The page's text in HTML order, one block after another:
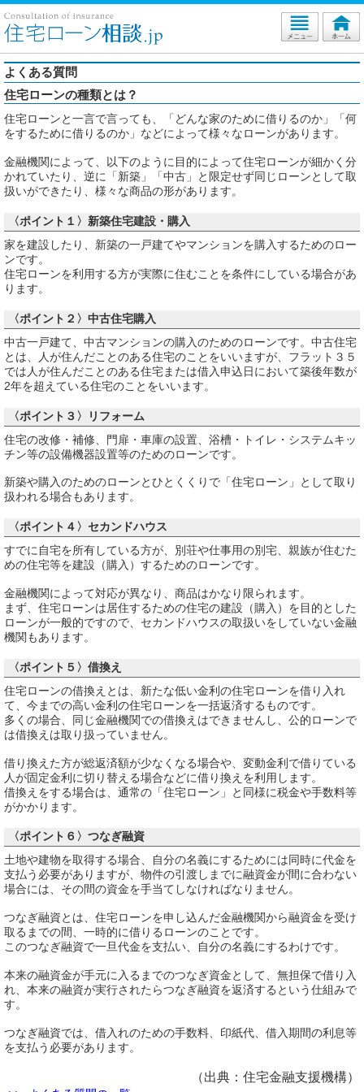
よくある質問
住宅ローンの種類とは？
住宅ローンと一言で言っても、「どんな家のために借りるのか」「何
をするために借りるのか」などによって様々なローンがあります。
金融機関によって、以下のように目的によって住宅ローンが細かく分
かれていたり、逆に「新築」「中古」と限定せず同じローンとして取
扱いができたり、様々な商品の形があります。
〈ポイント１〉新築住宅建設・購入
家を建設したり、新築の一戸建てやマンションを購入するためのロー
ンです。
住宅ローンを利用する方が実際に住むことを条件にしている場合があ
ります。
〈ポイント２〉中古住宅購入
中古一戸建て、中古マンションの購入のためのローンです。中古住宅
とは、人が住んだことのある住宅のことをいいますが、フラット３５
では人が住んだことのある住宅または借入申込日において築後年数が
2年を超えている住宅のことをいいます。
〈ポイント３〉リフォーム
住宅の改修・補修、門扉・車庫の設置、浴槽・トイレ・システムキッ
チン等の設備機器設置等のためのローンです。
新築や購入のためのローンとひとくくりで「住宅ローン」として取り
扱われる場合もあります。
〈ポイント４〉セカンドハウス
すでに自宅を所有している方が、別荘や仕事用の別宅、親族が住むた
めの住宅等を建設（購入）するためのローンです。
金融機関によって対応が異なり、商品はかなり限られます。
まず、住宅ローンは居住するための住宅の建設（購入）を目的とした
ローンが一般的ですので、セカンドハウスの取扱いをしていない金融
機関もあります。
〈ポイント５〉借換え
住宅ローンの借換えとは、新たな低い金利の住宅ローンを借り入れ
て、今までの高い金利の住宅ローンを一括返済するものです。
多くの場合、同じ金融機関での借換えはできませんし、公的ローンで
は借換えは取り扱っていません。
借り換えた方が総返済額が少なくなる場合や、変動金利で借りている
人が固定金利に切り替える場合などに借り換えを利用します。
借換えをする場合は、通常の「住宅ローン」と同様に税金や手数料等
がかかります。
〈ポイント６〉つなぎ融資
土地や建物を取得する場合、自分の名義にするためには同時に代金を
支払う必要がありますが、物件の引渡しまでに融資金が間に合わない
場合には、その間の資金を手当てしなければなりません。
つなぎ融資とは、住宅ローンを申し込んだ金融機関から融資金を受け
取るまでの間、一時的に借りるローンのことです。
このつなぎ融資で一旦代金を支払い、自分の名義にするわけです。
本来の融資金が手元に入るまでのつなぎ資金として、無担保で借り入
れ、本来の融資が実行されたらつなぎ融資を返済するという仕組みで
す。
つなぎ融資では、借入れのための手数料、印紙代、借入期間の利息等
を支払う必要があります。
（出典：住宅金融支援機構）